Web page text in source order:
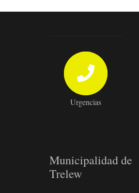
Urgencias
Municipalidad de
Trelew